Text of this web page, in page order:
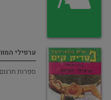
ערפילי
ספרות תרגום